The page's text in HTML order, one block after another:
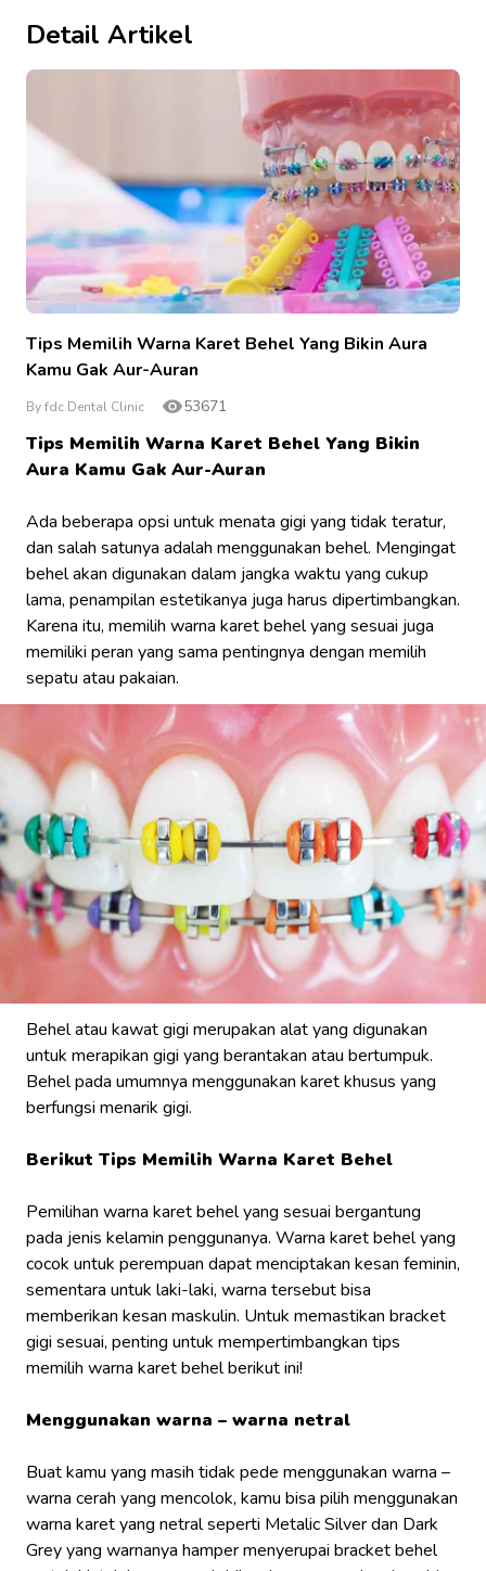
Detail Artikel
Tips Memilih Warna Karet Behel Yang Bikin Aura
Kamu Gak Aur-Auran
By fdc Dental Clinic 53671
Tips Memilih Warna Karet Behel Yang Bikin
Aura Kamu Gak Aur-Auran
Ada beberapa opsi untuk menata gigi yang tidak teratur,
dan salah satunya adalah menggunakan behel. Mengingat
behel akan digunakan dalam jangka waktu yang cukup
lama, penampilan estetikanya juga harus dipertimbangkan.
Karena itu, memilih warna karet behel yang sesuai juga
memiliki peran yang sama pentingnya dengan memilih
sepatu atau pakaian.
Behel atau kawat gigi merupakan alat yang digunakan
untuk merapikan gigi yang berantakan atau bertumpuk.
Behel pada umumnya menggunakan karet khusus yang
berfungsi menarik gigi.
Berikut Tips Memilih Warna Karet Behel
Pemilihan warna karet behel yang sesuai bergantung
pada jenis kelamin penggunanya. Warna karet behel yang
cocok untuk perempuan dapat menciptakan kesan feminin,
sementara untuk laki-laki, warna tersebut bisa
memberikan kesan maskulin. Untuk memastikan bracket
gigi sesuai, penting untuk mempertimbangkan tips
memilih warna karet behel berikut ini!
Menggunakan warna – warna netral
Buat kamu yang masih tidak pede menggunakan warna –
warna cerah yang mencolok, kamu bisa pilih menggunakan
warna karet yang netral seperti Metalic Silver dan Dark
Grey yang warnanya hamper menyerupai bracket behel